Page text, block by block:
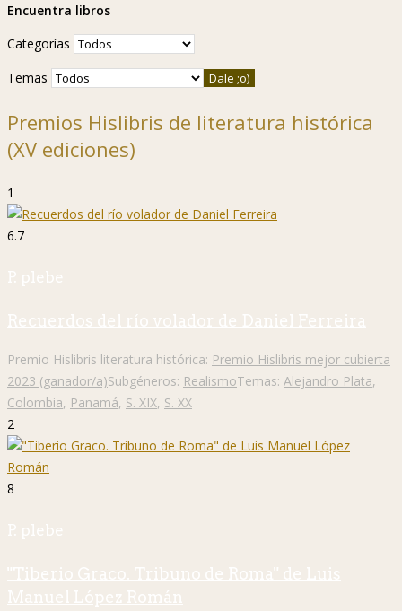
Encuentra libros
Categorías
Temas
Premios Hislibris de literatura histórica
(XV ediciones)
1
6.7
P. plebe
Recuerdos del río volador de Daniel Ferreira
Premio Hislibris literatura histórica: Premio Hislibris mejor cubierta
2023 (ganador/a)Subgéneros: RealismoTemas: Alejandro Plata,
Colombia, Panamá, S. XIX, S. XX
2
8
P. plebe
"Tiberio Graco. Tribuno de Roma" de Luis
Manuel López Román